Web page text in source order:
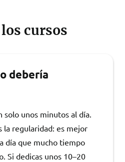
cursos
debería
solo unos minutos al día.
la regularidad: es mejor
día que mucho tiempo
Si dedicas unos 10–20